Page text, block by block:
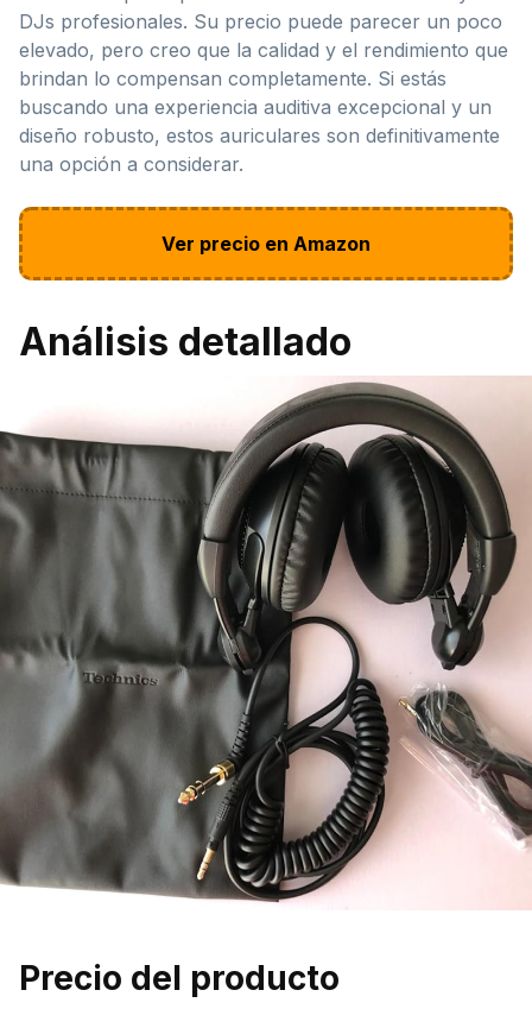
DJs profesionales. Su precio puede parecer un poco
elevado, pero creo que la calidad y el rendimiento que
brindan lo compensan completamente. Si estás
buscando una experiencia auditiva excepcional y un
diseño robusto, estos auriculares son definitivamente
una opción a considerar.
Ver precio en Amazon
Análisis detallado
Precio del producto